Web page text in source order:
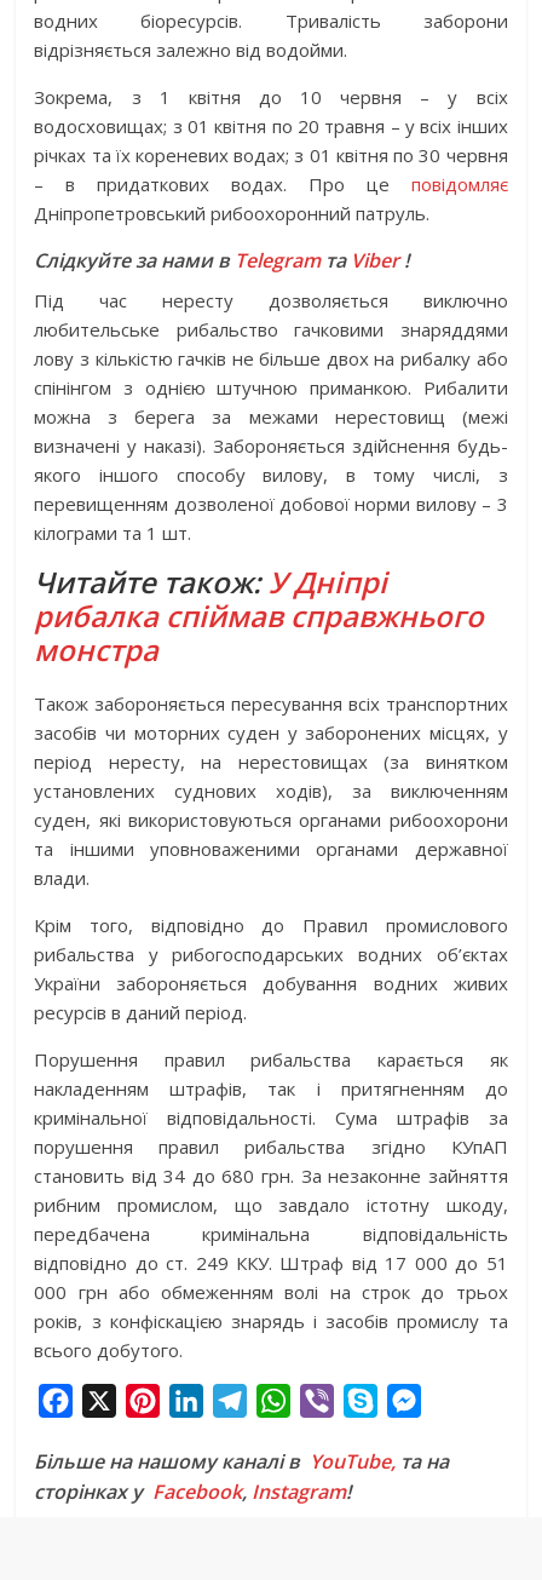
водних біоресурсів. Тривалість заборони
відрізняється залежно від водойми.
Зокрема, з 1 квітня до 10 червня – у всіх
водосховищах; з 01 квітня по 20 травня – у всіх інших
річках та їх кореневих водах; з 01 квітня по 30 червня
– в придаткових водах. Про це повідомляє
Дніпропетровський рибоохоронний патруль.
Слідкуйте за нами в Telegramта Viber!
Під час нересту дозволяється виключно
любительське рибальство гачковими знаряддями
лову з кількістю гачків не більше двох на рибалку або
спінінгом з однією штучною приманкою. Рибалити
можна з берега за межами нерестовищ (межі
визначені у наказі). Забороняється здійснення будь-
якого іншого способу вилову, в тому числі, з
перевищенням дозволеної добової норми вилову – 3
кілограми та 1 шт.
Читайте також:У Дніпрі
рибалка спіймав справжнього
монстра
Також забороняється пересування всіх транспортних
засобів чи моторних суден у заборонених місцях, у
період нересту, на нерестовищах (за винятком
установлених суднових ходів), за виключенням
суден, які використовуються органами рибоохорони
та іншими уповноваженими органами державної
влади.
Крім того, відповідно до Правил промислового
рибальства у рибогосподарських водних об’єктах
України забороняється добування водних живих
ресурсів в даний період.
Порушення правил рибальства карається як
накладенням штрафів, так і притягненням до
кримінальної відповідальності. Сума штрафів за
порушення правил рибальства згідно КУпАП
становить від 34 до 680 грн. За незаконне зайняття
рибним промислом, що завдало істотну шкоду,
передбачена кримінальна відповідальність
відповідно до ст. 249 ККУ. Штраф від 17 000 до 51
000 грн або обмеженням волі на строк до трьох
років, з конфіскацією знарядь і засобів промислу та
всього добутого.
c
e
n
t
n
k
l
e
W
a
t
b
e
y
s
Більше на нашому каналі в YouTube, та на
сторінках у Facebook, Instagram!